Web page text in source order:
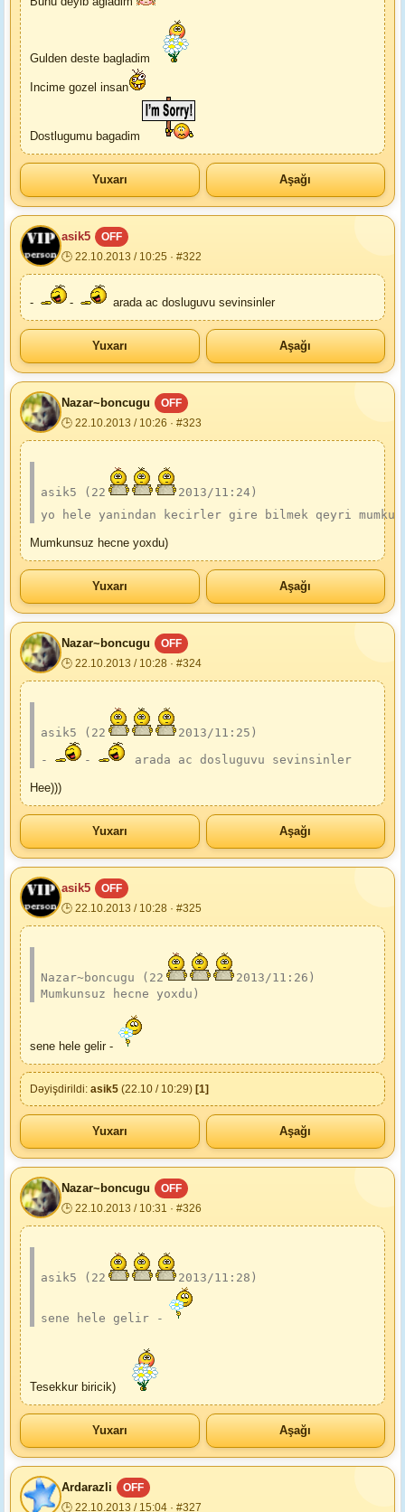
Gulden deste bagladim
Incime gozel insan
Dostlugumu bagadim
Yuxarı Aşağı
asik5
OFF
🕒 22.10.2013 / 10:25 · #322
- - arada ac dosluguvu sevinsinler
Yuxarı Aşağı
Nazar~boncugu
OFF
🕒 22.10.2013 / 10:26 · #323
asik5 (22
2013/11:24)
yo hele yanindan kecirler gire bilmek qeyri
Mumkunsuz hecne yoxdu)
Yuxarı Aşağı
Nazar~boncugu
OFF
🕒 22.10.2013 / 10:28 · #324
asik5 (22
2013/11:25)
-
- arada ac dosluguvu sevinsinler
Hee)))
Yuxarı Aşağı
asik5
OFF
🕒 22.10.2013 / 10:28 · #325
Nazar~boncugu (22
2013/11:26)
Mumkunsuz hecne yoxdu)
sene hele gelir -
Dəyişdirildi: asik5 (22.10 / 10:29) [1]
Yuxarı Aşağı
Nazar~boncugu
OFF
🕒 22.10.2013 / 10:31 · #326
asik5 (22 2013/11:28)
sene hele gelir -
Tesekkur biricik)
Yuxarı Aşağı
Ardarazli
OFF
🕒 22.10.2013 / 15:04 · #327